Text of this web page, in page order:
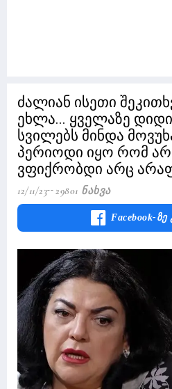
ძალიან ისეთი
ეხლა... ყველაზე
სვილებს მინდა
პერიოდი იყო რომ
ვფიქრობდი არც
12/11/23 29801 Ნახვა
Facebook-Ზე